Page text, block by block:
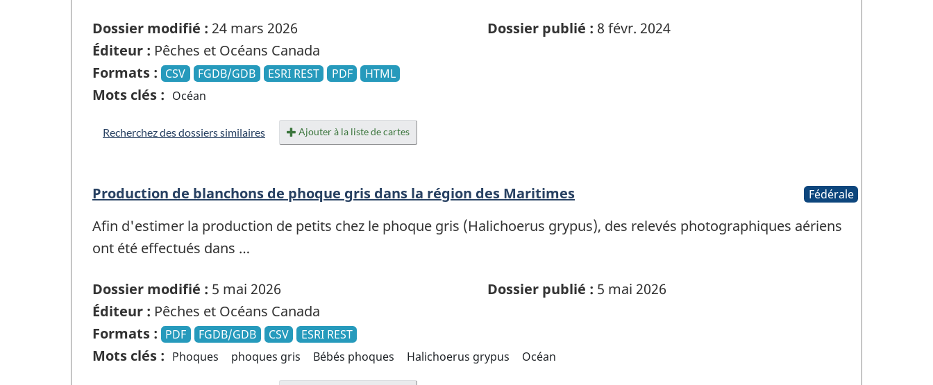
Dossier modifié : 24 mars 2026 Dossier publié : 8 févr. 2024
Éditeur : Pêches et Océans Canada
Formats : CSV FGDB/GDB ESRI REST PDF HTML
Mots clés : Océan
Recherchez des dossiers similaires Ajouter à la liste de cartes
Production de blanchons de phoque gris dans la région des Maritimes Fédérale
Afin d'estimer la production de petits chez le phoque gris (Halichoerus grypus), des relevés photographiques aériens
ont été effectués dans …
Dossier modifié : 5 mai 2026 Dossier publié : 5 mai 2026
Éditeur : Pêches et Océans Canada
Formats : PDF FGDB/GDB CSV ESRI REST
Mots clés : Phoques phoques gris Bébés phoques Halichoerus grypus Océan